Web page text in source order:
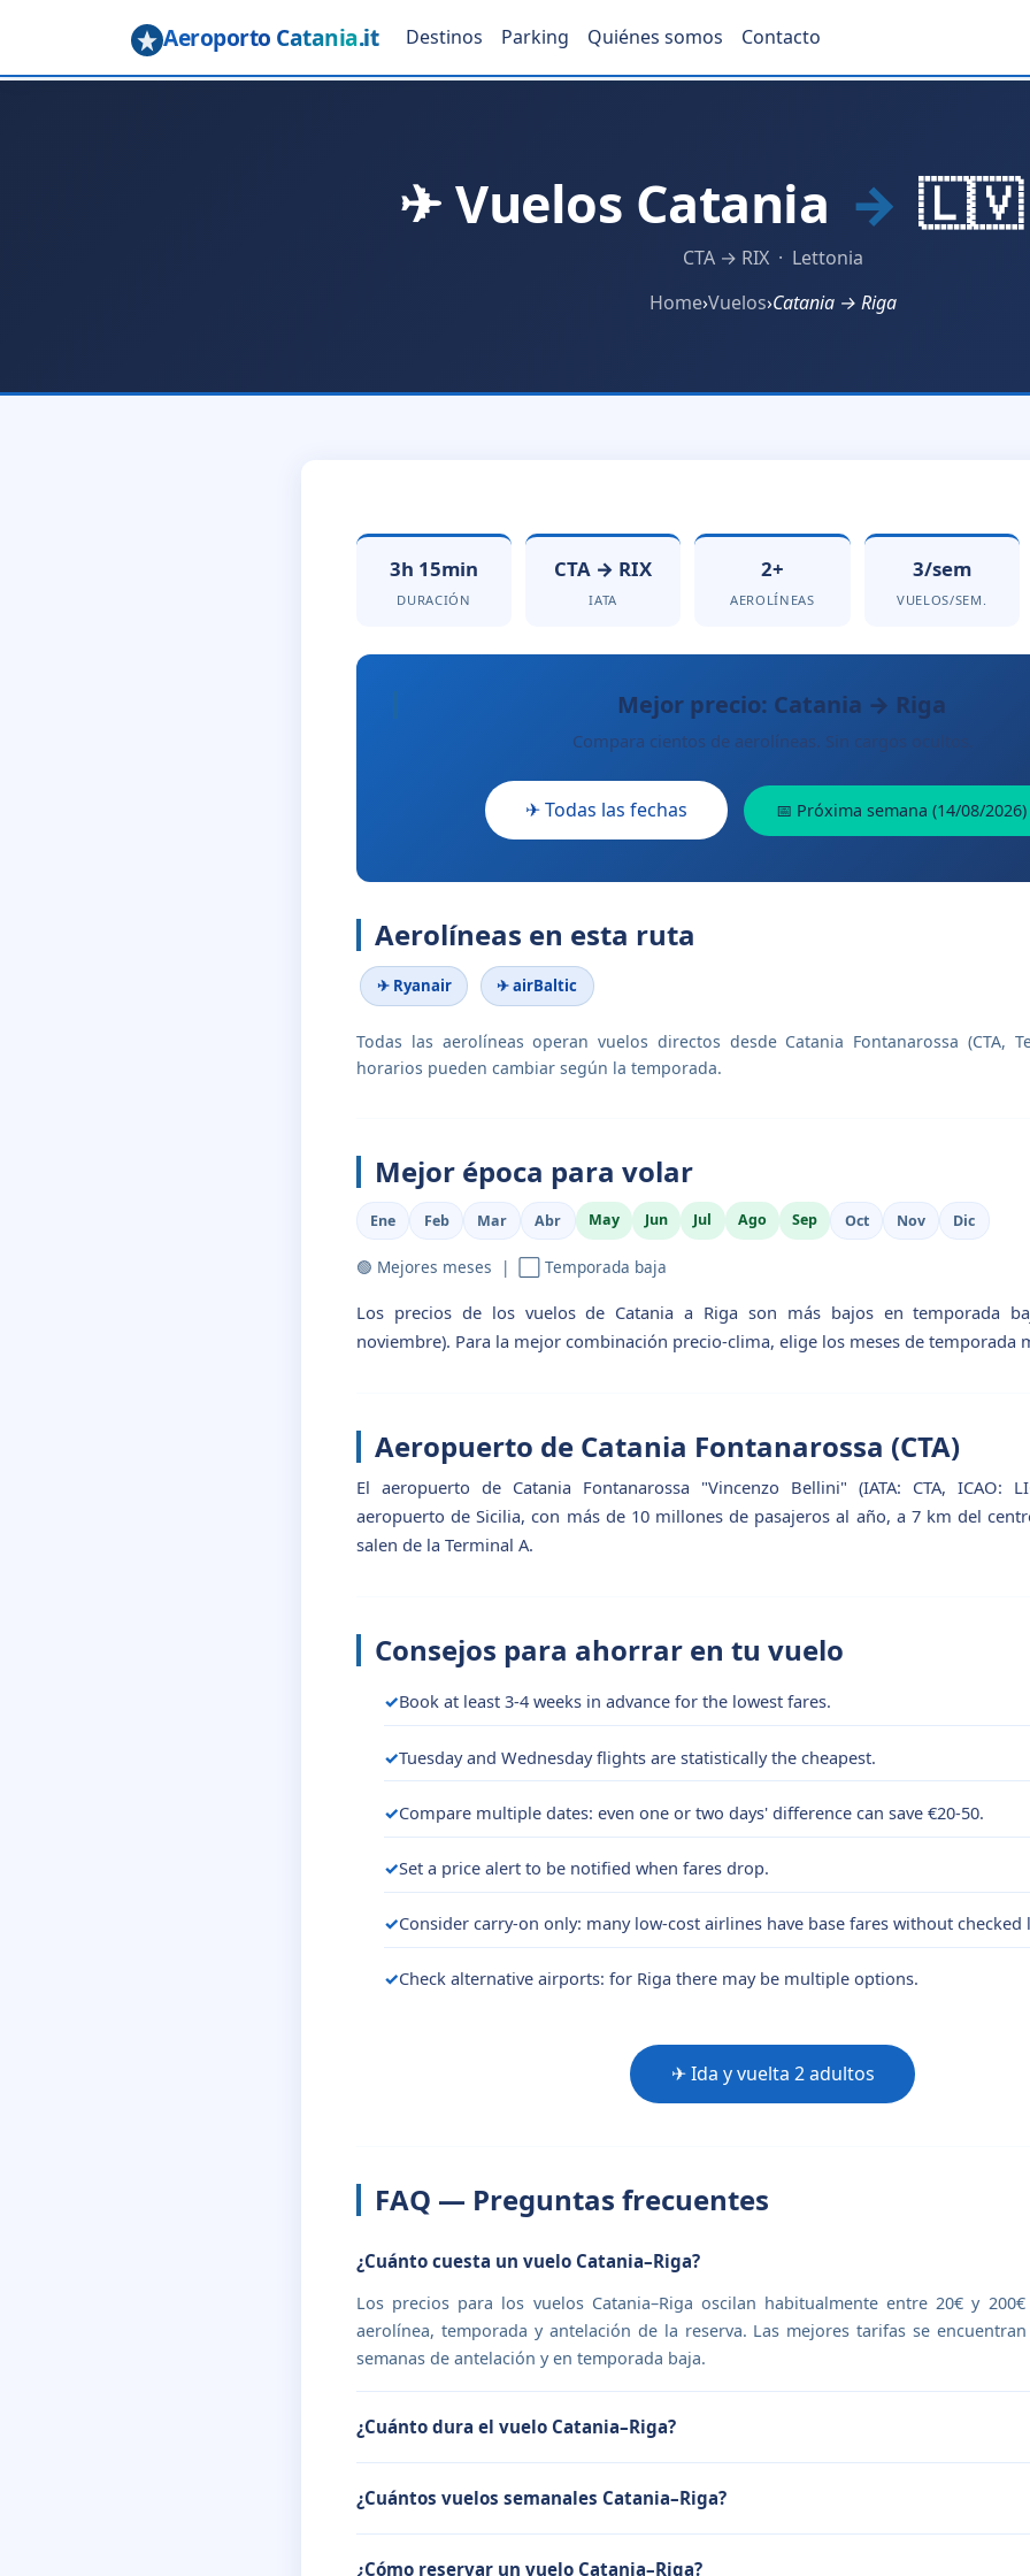
Aeroporto Catania.it Destinos Parking Quiénes somos Contacto
✈ Vuelos Catania → 🇱🇻
CTA → RIX · Lettonia
Home›Vuelos›Catania → Riga
3h 15min
DURACIÓN
CTA → RIX
IATA
2+
AEROLÍNEAS
3/sem
VUELOS/SEM.
Mejor precio: Catania → Riga
Compara cientos de aerolíneas. Sin cargos ocultos.
✈ Todas las fechas 📅 Próxima semana (14/08/2026)
Aerolíneas en esta ruta
✈ Ryanair ✈ airBaltic
Todas las aerolíneas operan vuelos directos desde Catania Fontanarossa (CTA,
horarios pueden cambiar según la temporada.
Mejor época para volar
Ene Feb Mar Abr May Jun Jul Ago Sep Oct Nov Dic
🟢 Mejores meses | ⬜ Temporada baja
Los precios de los vuelos de Catania a Riga son más bajos en temporada
noviembre). Para la mejor combinación precio-clima, elige los meses de temporada
Aeropuerto de Catania Fontanarossa (CTA)
El aeropuerto de Catania Fontanarossa "Vincenzo Bellini" (IATA: CTA, ICAO:
aeropuerto de Sicilia, con más de 10 millones de pasajeros al año, a 7 km del
salen de la Terminal A.
Consejos para ahorrar en tu vuelo
Book at least 3-4 weeks in advance for the lowest fares.
Tuesday and Wednesday flights are statistically the cheapest.
Compare multiple dates: even one or two days' difference can save €20-50.
Set a price alert to be notified when fares drop.
Consider carry-on only: many low-cost airlines have base fares without checked
Check alternative airports: for Riga there may be multiple options.
✈ Ida y vuelta 2 adultos
FAQ — Preguntas frecuentes
¿Cuánto cuesta un vuelo Catania–Riga?
Los precios para los vuelos Catania–Riga oscilan habitualmente entre 20€ y
aerolínea, temporada y antelación de la reserva. Las mejores tarifas se
semanas de antelación y en temporada baja.
¿Cuánto dura el vuelo Catania–Riga?
¿Cuántos vuelos semanales Catania–Riga?
¿Cómo reservar un vuelo Catania–Riga?